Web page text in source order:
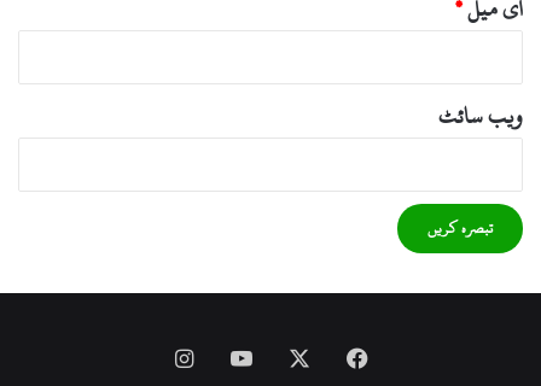
ای میل*
ویب‌ سائٹ
Facebook
YouTube
Instagram